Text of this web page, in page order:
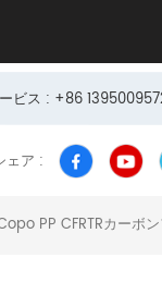
ビス : +86
ェア :
PP CFRTRカーボ